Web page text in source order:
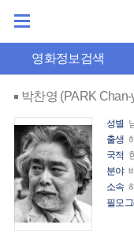
영화정보검색
박찬영 (PARK Chan-
성별
출생
국적
분야
소속
필모